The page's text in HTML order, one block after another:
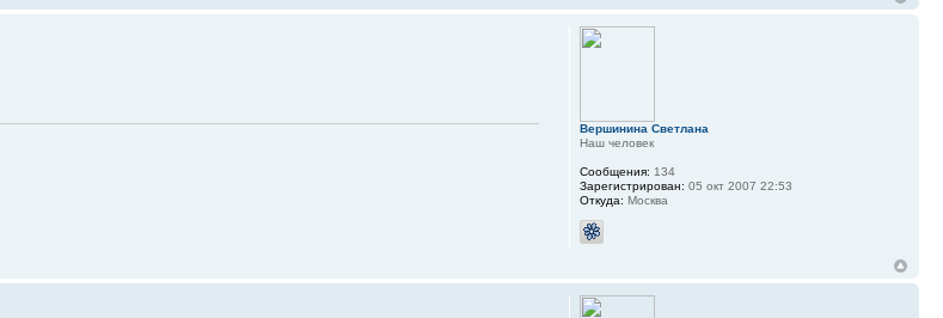
Вершинина Светлана
Наш человек
Сообщения: 134
Зарегистрирован: 05 окт 2007 22:53
Откуда: Москва